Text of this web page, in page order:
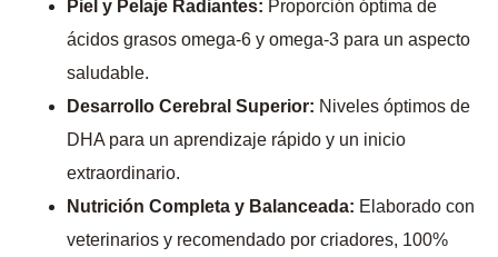
Piel y Pelaje Radiantes: Proporción óptima de
ácidos grasos omega-6 y omega-3 para un aspecto
saludable.
Desarrollo Cerebral Superior: Niveles óptimos de
DHA para un aprendizaje rápido y un inicio
extraordinario.
Nutrición Completa y Balanceada: Elaborado con
veterinarios y recomendado por criadores, 100%